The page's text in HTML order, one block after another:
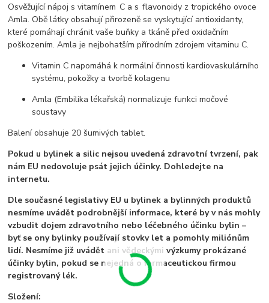
Osvěžující nápoj s vitamínem C a s flavonoidy z tropického ovoce
Amla. Obě látky obsahují přirozeně se vyskytující antioxidanty,
které pomáhají chránit vaše buňky a tkáně před oxidačním
poškozením. Amla je nejbohatším přírodním zdrojem vitaminu C.
Vitamin C napomáhá k normální činnosti kardiovaskulárního
systému, pokožky a tvorbě kolagenu
Amla (Embilika lékařská) normalizuje funkci močové
soustavy
Balení obsahuje 20 šumivých tablet.
Pokud u bylinek a silic nejsou uvedená zdravotní tvrzení, pak
nám EU nedovoluje psát jejich účinky. Dohledejte na
internetu.
Dle současné legislativy EU u bylinek a bylinných produktů
nesmíme uvádět podrobnější informace, které by v nás mohly
vzbudit dojem zdravotního nebo léčebného účinku bylin –
byť se ony bylinky používají stovky let a pomohly miliónům
lidí. Nesmíme již uvádět ani vědeckými výzkumy prokázané
účinky bylin, pokud se nejedná o farmaceutickou firmou
registrovaný lék.
Složení: